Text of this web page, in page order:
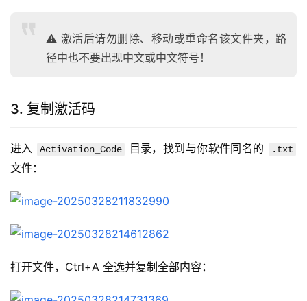
⚠️ 激活后请勿删除、移动或重命名该文件夹，路
径中也不要出现中文或中文符号！
3. 复制激活码
进入 Activation_Code 目录，找到与你软件同名的 .txt
文件：
打开文件，Ctrl+A 全选并复制全部内容：